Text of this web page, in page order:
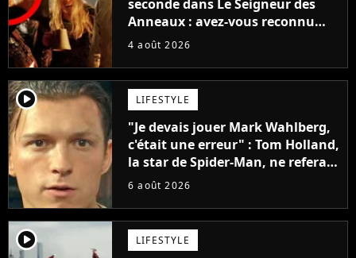
seconde dans Le Seigneur des
Anneaux : avez-vous reconnu
cette légende du cinéma dans la
4 août 2026
player2 LIFESTYLE
"Je devais jouer Mark Wahlberg,
c'était une erreur" : Tom Holland,
la star de Spider-Man, ne referait
pas ce blockbuster
6 août 2026
player2 LIFESTYLE